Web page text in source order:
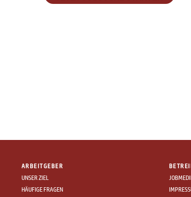
ARBEITGEBER
UNSER ZIEL
HÄUFIGE FRAGEN